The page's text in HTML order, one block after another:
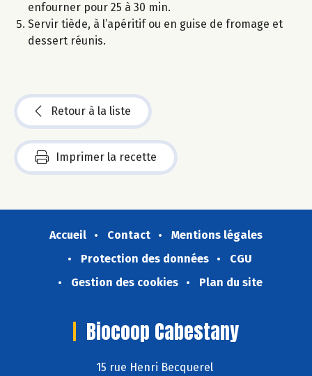
enfourner pour 25 à 30 min.
Servir tiède, à l’apéritif ou en guise de fromage et
dessert réunis.
Retour à la liste
Imprimer la recette
Accueil Contact
Mentions légales
Protection des données
CGU
Gestion des cookies
Plan du site
Biocoop Cabestany
15 rue Henri Becquerel